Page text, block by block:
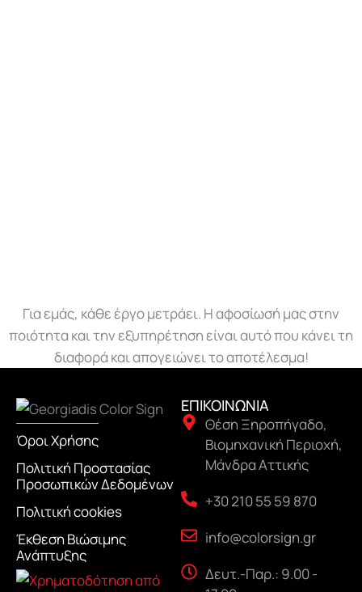
Για εμάς, κάθε έργο μετράει. Η αφοσίωσή μας στην
ποιότητα και την εξυπηρέτηση είναι αυτό που κάνει τη
διαφορά και απογειώνει το αποτέλεσμα!
Όροι Χρήσης
Πολιτική Προστασίας
Προσωπικών Δεδομένων
Πολιτική cookies
Έκθεση Βιώσιμης
Ανάπτυξης
ΕΠΙΚΟΙΝΩΝΙΑ
Θέση Ξηροπήγαδο,
Βιομηχανική Περιοχή,
Μάνδρα Αττικής
+30 210 55 59 870
info@colorsign.gr
Δευτ.-Παρ.: 9.00 -